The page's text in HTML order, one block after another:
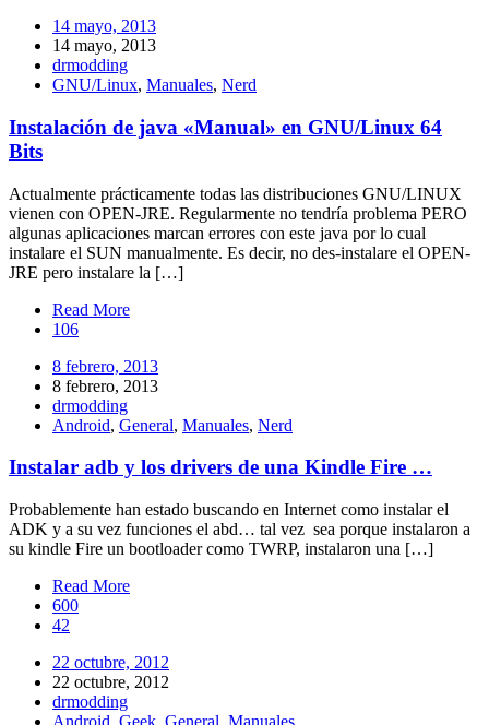
14 mayo, 2013
14 mayo, 2013
drmodding
GNU/Linux, Manuales, Nerd
Instalación de java «Manual» en GNU/Linux 64
Bits
Actualmente prácticamente todas las distribuciones GNU/LINUX
vienen con OPEN-JRE. Regularmente no tendría problema PERO
algunas aplicaciones marcan errores con este java por lo cual
instalare el SUN manualmente. Es decir, no des-instalare el OPEN-
JRE pero instalare la […]
Read More
106
8 febrero, 2013
8 febrero, 2013
drmodding
Android, General, Manuales, Nerd
Instalar adb y los drivers de una Kindle Fire …
Probablemente han estado buscando en Internet como instalar el
ADK y a su vez funciones el abd… tal vez sea porque instalaron a
su kindle Fire un bootloader como TWRP, instalaron una […]
Read More
600
42
22 octubre, 2012
22 octubre, 2012
drmodding